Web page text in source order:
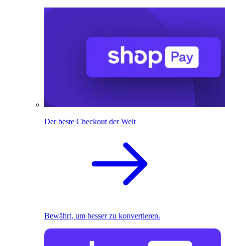
Der beste Checkout der Welt
Bewährt, um besser zu konvertieren.